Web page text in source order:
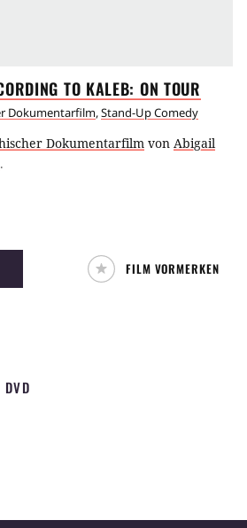
TO KALEB: ON TOUR
Dokumentarfilm,Stand-Up Comedy
Dokumentarfilm von Abigail
.
FILM VORMERKEN
DVD